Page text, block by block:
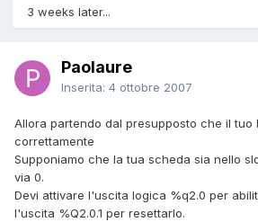
3 weeks later...
Paolaure
Inserita: 4 ottobre 2007
Allora partendo dal presupposto che il
correttamente
Supponiamo che la tua scheda sia nello
via 0.
Devi attivare l'uscita logica %q2.0 per
l'uscita %Q2.0.1 per resettarlo.